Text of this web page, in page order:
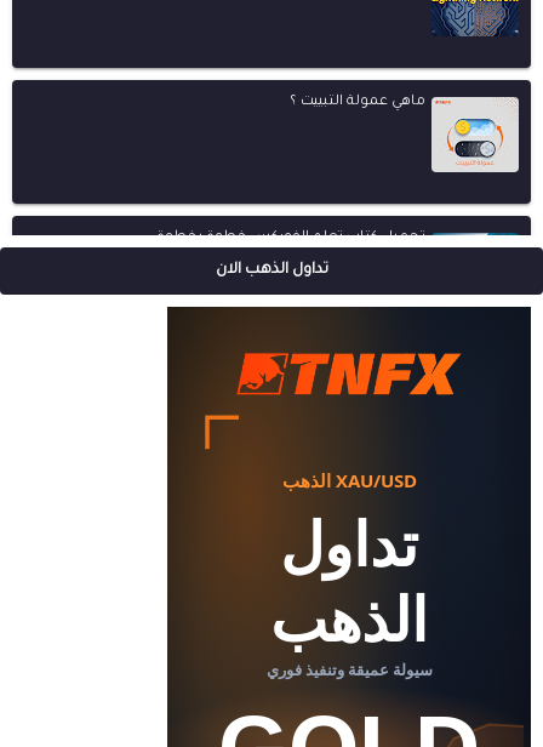
ماهي عمولة التبييت ؟
تحميل كتاب تعلم الفوركس خطوة بخطوة
تداول الذهب الان